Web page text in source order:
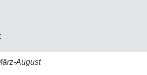
August